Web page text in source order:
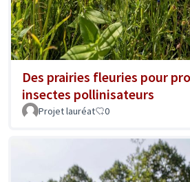
Des prairies fleuries pour
insectes pollinisateurs
Projet lauréat 0